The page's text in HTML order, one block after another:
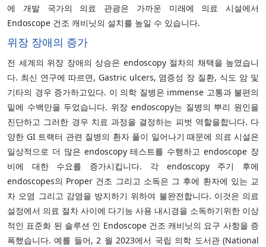
에 개발 국가의 의료 관광은 가까운 미래에 의료 시설에서
Endoscope 건조 캐비닛의 설치를 높일 수 있습니다.
위장 장애의 증가
전 세계의 위장 장애의 상승은 endoscopy 절차의 채택을 높였습니
다. 최신 연구에 따르면, Gastric ulcers, 염증성 장 질환, 식도 암 및
기타의 경우 증가하고있다. 이 의학 질병은 immense 고통과 불편의
밑에 수백만을 두었습니다. 위장 endoscopy는 질병의 뿌리 원인을
진단하고 그러한 경우 치료 과정을 결정하는 피벗 역할을합니다. 다
양한 GI 트랙터 관련 질병의 환자 풀이 일어나기 때문에 의료 시설은
일상적으로 더 많은 endoscopy 테스트를 수행하고 endoscope 장
비에 대한 수요를 증가시킵니다. 각 endoscopy 주기 후에
endoscopes의 Proper 건조 그리고 소독은 그 후에 환자에 있는 교
차 오염 그리고 감염을 방지하기 위하여 불완전합니다. 이것은 의료
설정에서 의료 절차 사이에 다기능 사용 내시경을 소독하기위한 이상
적인 표준화 된 솔루션 인 Endoscope 건조 캐비닛의 요구 사항을 증
폭했습니다. 예를 들어, 2 월 2023에서 국립 의학 도서관 (National